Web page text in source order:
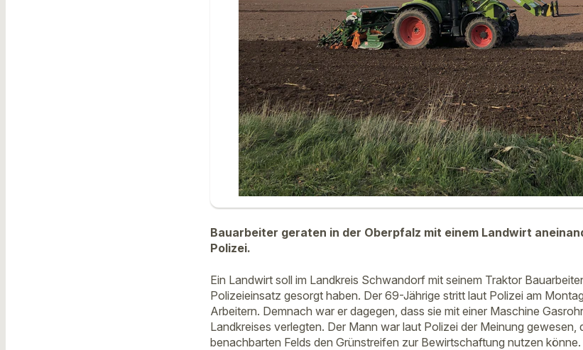
Bauarbeiter geraten in der Oberpfalz mit einem Landwirt
Polizei.
Ein Landwirt soll im Landkreis Schwandorf mit seinem Traktor
Polizeieinsatz gesorgt haben. Der 69-Jährige stritt laut Polizei am
Arbeitern. Demnach war er dagegen, dass sie mit einer Maschine
Landkreises verlegten. Der Mann war laut Polizei der Meinung gewesen,
benachbarten Felds den Grünstreifen zur Bewirtschaftung nutzen könne.